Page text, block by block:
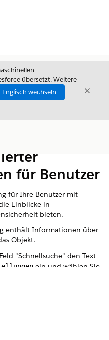
übersetzt. Weitere
Englisch wechseln
für Benutzer
für Ihre Benutzer mit
Einblicke in
bieten.
enthält Informationen über
Objekt.
"Schnellsuche" den Text
ein und wählen Sie